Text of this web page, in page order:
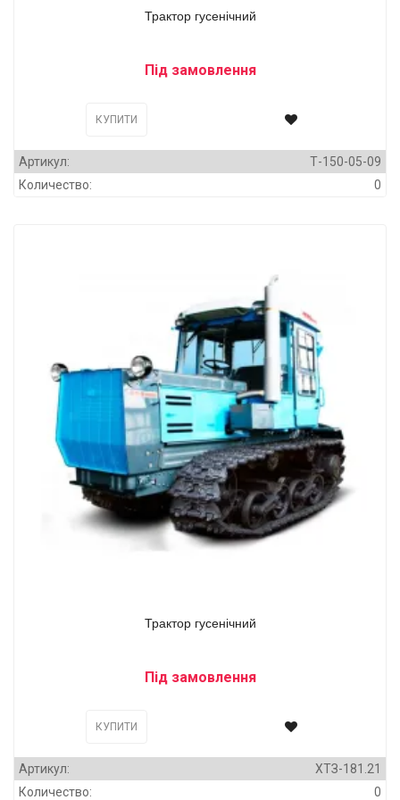
Трактор гусенічний
Під замовлення
КУПИТИ
Артикул:
Т-150-05-09
Количество:
0
Трактор гусенічний
Під замовлення
КУПИТИ
Артикул:
ХТЗ-181.21
Количество:
0